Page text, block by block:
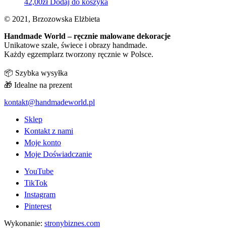
© 2021, Brzozowska Elżbieta
Handmade World – ręcznie malowane dekoracje
Unikatowe szale, świece i obrazy handmade.
Każdy egzemplarz tworzony ręcznie w Polsce.
📦 Szybka wysyłka
🎁 Idealne na prezent
kontakt@handmadeworld.pl
Sklep
Kontakt z nami
Moje konto
Moje Doświadczanie
YouTube
TikTok
Instagram
Pinterest
Wykonanie: stronybiznes.com